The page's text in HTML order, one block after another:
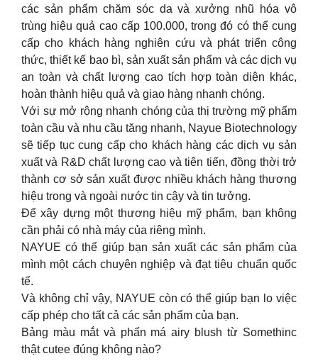
các sản phẩm chăm sóc da và xưởng nhũ hóa vô
trùng hiệu quả cao cấp 100.000, trong đó có thể cung
cấp cho khách hàng nghiên cứu và phát triển công
thức, thiết kế bao bì, sản xuất sản phẩm và các dịch vụ
an toàn và chất lượng cao tích hợp toàn diện khác,
hoàn thành hiệu quả và giao hàng nhanh chóng.
Với sự mở rộng nhanh chóng của thị trường mỹ phẩm
toàn cầu và nhu cầu tăng nhanh, Nayue Biotechnology
sẽ tiếp tục cung cấp cho khách hàng các dịch vụ sản
xuất và R&D chất lượng cao và tiên tiến, đồng thời trở
thành cơ sở sản xuất được nhiều khách hàng thương
hiệu trong và ngoài nước tin cậy và tin tưởng.
Để xây dựng một thương hiệu mỹ phẩm, bạn không
cần phải có nhà máy của riêng mình.
NAYUE có thể giúp bạn sản xuất các sản phẩm của
mình một cách chuyên nghiệp và đạt tiêu chuẩn quốc
tế.
Và không chỉ vậy, NAYUE còn có thể giúp bạn lo việc
cấp phép cho tất cả các sản phẩm của bạn.
Bảng màu mắt và phấn má airy blush từ Somethinc
thật cutee đúng không nào?